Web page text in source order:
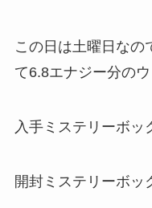
この日は土曜日なの
て6.8エナジー分のウ
入手ミステリーボッ
開封ミステリーボッ